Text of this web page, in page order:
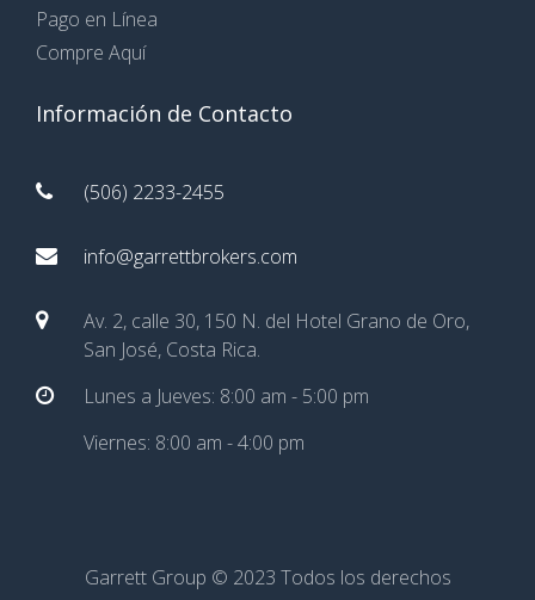
Pago en Línea
Compre Aquí
Información de Contacto
(506) 2233-2455
info@garrettbrokers.com
Av. 2, calle 30, 150 N. del Hotel Grano de Oro,
San José, Costa Rica.
Lunes a Jueves: 8:00 am - 5:00 pm
Viernes: 8:00 am - 4:00 pm
Garrett Group © 2023 Todos los derechos